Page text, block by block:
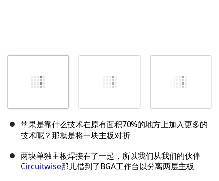
苹果是靠什么技术在原有面积70%的地方上加入更多的
技术呢？那就是将一块主板对折
两块单独主板焊接在了一起，所以我们从我们的伙伴
Circuitwise那儿借到了BGA工作台以分离两层主板